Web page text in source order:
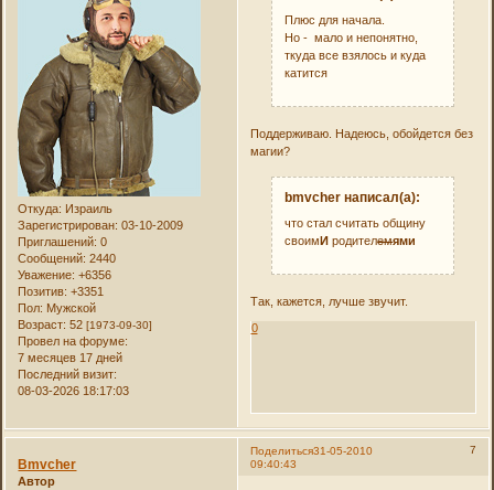
Откуда: Израиль
Зарегистрирован: 03-10-2009
Приглашений: 0
Сообщений: 2440
Уважение: +6356
Позитив: +3351
Пол: Мужской
Возраст: 52[1973-09-30]
Провел на форуме:
7 месяцев 17 дней
Последний визит:
08-03-2026 18:17:03
Плюс для начала.
Но - мало и непонятно,
ткуда все взялось и куда
катится
Поддерживаю. Надеюсь, обойдется без
магии?
bmvcher написал(а):
что стал считать общину
своим И родителемями
Так, кажется, лучше звучит.
0
Поделиться 7
31-05-2010
09:40:43
Bmvcher
Автор